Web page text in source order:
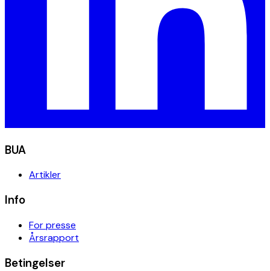
BUA
Artikler
Info
For presse
Årsrapport
Betingelser